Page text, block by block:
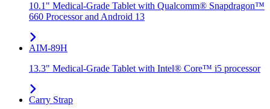
10.1" Medical-Grade Tablet with Qualcomm® Snapdragon™
660 Processor and Android 13
AIM-89H
13.3" Medical-Grade Tablet with Intel® Core™ i5 processor
Carry Strap